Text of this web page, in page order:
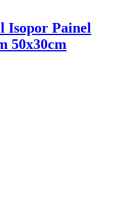
Isopor Painel
50x30cm